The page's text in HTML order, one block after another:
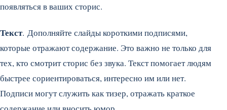
появляться в ваших сторис.
Текст. Дополняйте слайды короткими подписями,
которые отражают содержание. Это важно не только для
тех, кто смотрит сторис без звука. Текст помогает людям
быстрее сориентироваться, интересно им или нет.
Подписи могут служить как тизер, отражать краткое